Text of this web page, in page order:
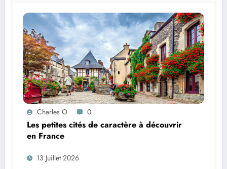
Charles O 0
Les petites cités de caractère à découvrir
en France
13 Juillet 2026